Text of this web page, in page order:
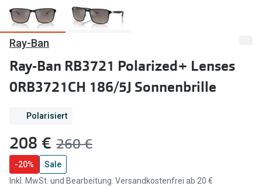
Brillen Sale
Marken
Ray-Ban
DbyD
Prada
Seen
Miu Miu
alle Marken
Ray-Ban
Ray-Ban
Ray-Ban RB3721 Polarized+ Lenses
0RB3721CH 186/5J Sonnenbrille
Polarisiert
jetzt:
208 € Vorher:
260 €
-20%
Sale
Inkl. MwSt. und Bearbeitung. Versandkostenfrei ab 20 €